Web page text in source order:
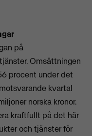
på
Omsättningen
procent under det
kvartal
norska kronor.
kraftfullt på det här
och tjänster för